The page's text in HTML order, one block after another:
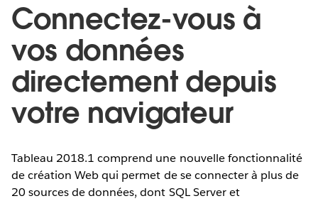
Connectez-vous à
vos données
directement depuis
votre navigateur
Tableau 2018.1 comprend une nouvelle fonctionnalité
de création Web qui permet de se connecter à plus de
20 sources de données, dont SQL Server et